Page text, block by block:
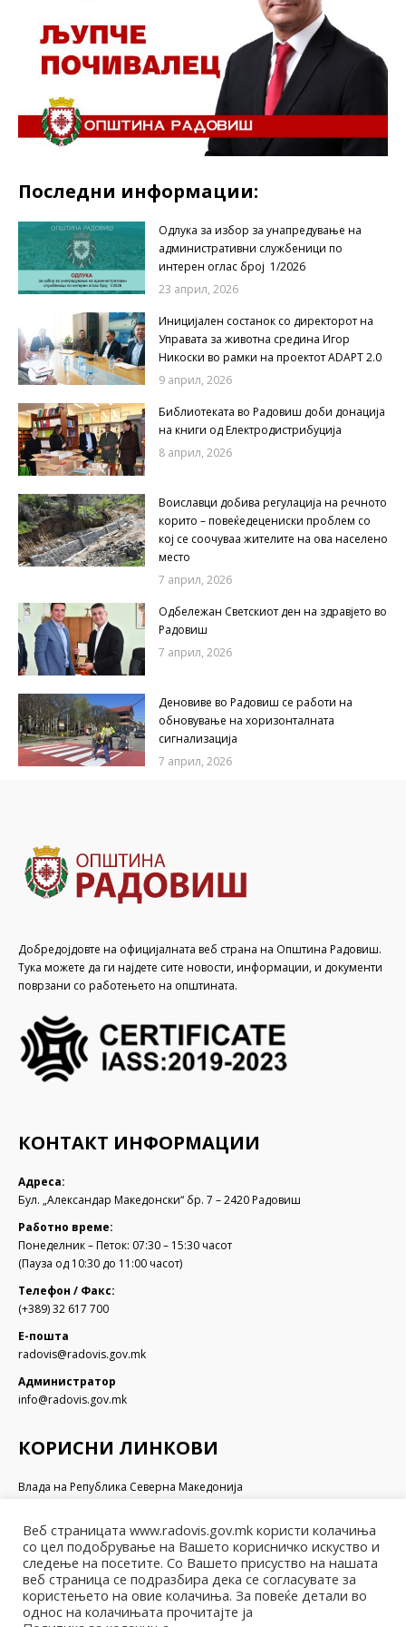
Последни информации:
Одлука за избор за унапредување на
административни службеници по
интерен оглас број 1/2026
23 април, 2026
Иницијален состанок со директорот на
Управата за животна средина Игор
Никоски во рамки на проектот ADAPT 2.0
9 април, 2026
Библиотеката во Радовиш доби донација
на книги од Електродистрибуција
8 април, 2026
Воиславци добива регулација на речното
корито – повеќедецениски проблем со
кој се соочуваа жителите на ова населено
место
7 април, 2026
Одбележан Светскиот ден на здравјето во
Радовиш
7 април, 2026
Деновиве во Радовиш се работи на
обновување на хоризонталната
сигнализација
7 април, 2026
Добредојдовте на официјалната веб страна на Општина Радовиш.
Тука можете да ги најдете сите новости, информации, и документи
поврзани со работењето на општината.
КОНТАКТ ИНФОРМАЦИИ
Адреса:
Бул. „Александар Македонски“ бр. 7 – 2420 Радовиш
Работно време:
Понеделник – Петок: 07:30 – 15:30 часот
(Пауза од 10:30 до 11:00 часот)
Телефон / Факс:
(+389) 32 617 700
Е-пошта
radovis@radovis.gov.mk
Администратор
info@radovis.gov.mk
КОРИСНИ ЛИНКОВИ
Влада на Република Северна Македонија
Министерство за финансии
Министерство за транспорт и врски
Министерство за локална самоуправа
Министерство за информатичко општество и администрација
Министерство за образование и наука
Веб страницата www.radovis.gov.mk користи колачиња
со цел подобрување на Вашето корисничко искуство и
следење на посетите. Со Вашето присуство на нашата
веб страница се подразбира дека се согласувате за
користењето на овие колачиња. За повеќе детали во
однос на колачињата прочитајте ја